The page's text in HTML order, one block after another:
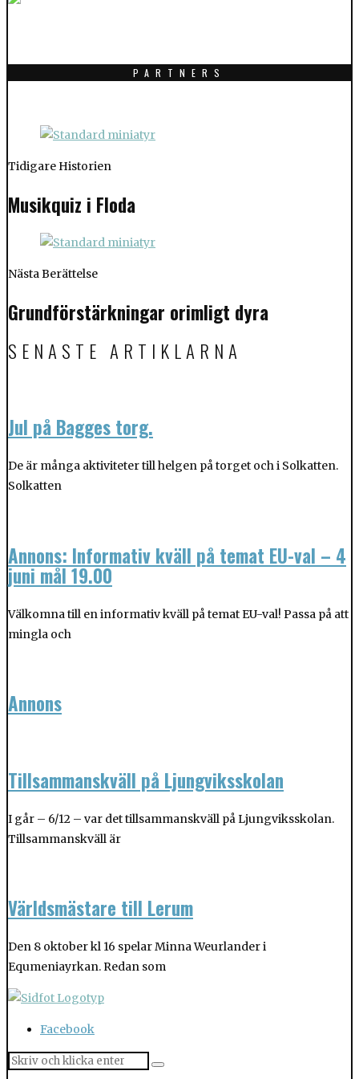
PARTNERS
Tidigare Historien
Musikquiz i Floda
Nästa Berättelse
Grundförstärkningar orimligt dyra
SENASTE ARTIKLARNA
Jul på Bagges torg.
De är många aktiviteter till helgen på torget och i Solkatten.
Solkatten
Annons: Informativ kväll på temat EU-val – 4
juni mål 19.00
Välkomna till en informativ kväll på temat EU-val! Passa på att
mingla och
Annons
Tillsammanskväll på Ljungviksskolan
I går – 6/12 – var det tillsammanskväll på Ljungviksskolan.
Tillsammanskväll är
Världsmästare till Lerum
Den 8 oktober kl 16 spelar Minna Weurlander i
Equmeniayrkan. Redan som
Facebook